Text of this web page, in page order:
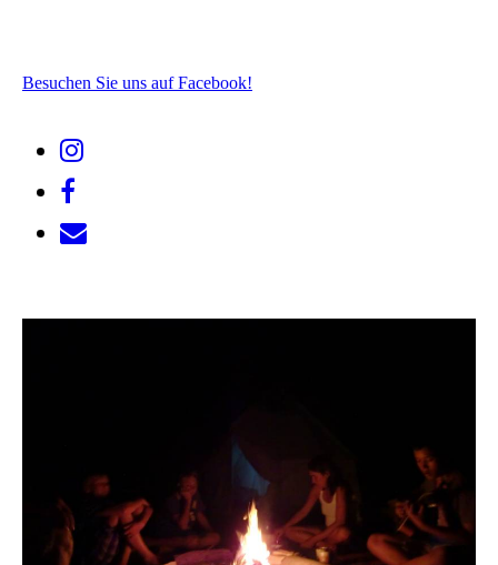
Besuchen Sie uns auf Facebook!